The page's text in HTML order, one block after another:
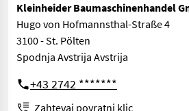
Kleinheider Baumaschinenhandel
Hugo von Hofmannsthal-Straße 4
3100 - St. Pölten
Spodnja Avstrija Avstrija
+43 2742 *******
Zahtevaj povratni klic